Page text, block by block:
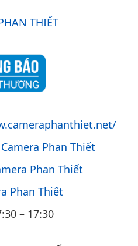
THIẾT
Phan Thiết
Phan Thiết
Phan Thiết
– 17:30